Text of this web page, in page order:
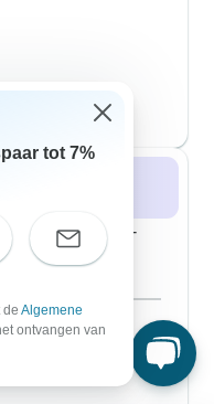
in Zuid-
met 1428
tot 7%
de Algemene
ontvangen van